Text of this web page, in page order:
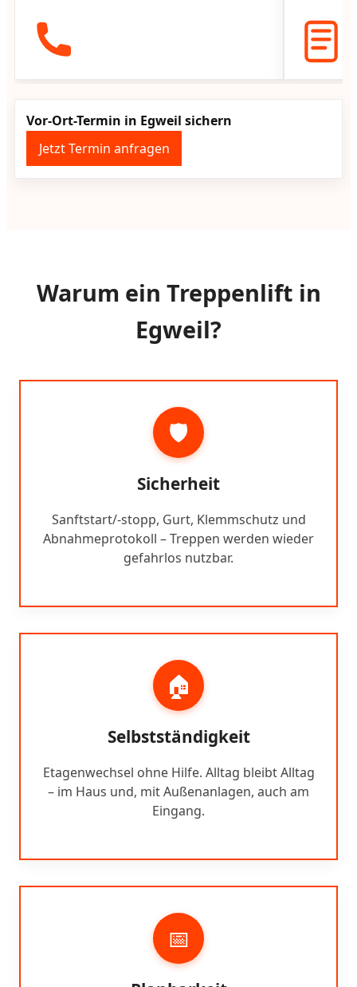
Vor-Ort-Termin in Egweil sichern
Jetzt Termin anfragen
Warum ein Treppenlift in
Egweil?
🛡️
Sicherheit
Sanftstart/-stopp, Gurt, Klemmschutz und
Abnahmeprotokoll – Treppen werden wieder
gefahrlos nutzbar.
🏠
Selbstständigkeit
Etagenwechsel ohne Hilfe. Alltag bleibt Alltag
– im Haus und, mit Außenanlagen, auch am
Eingang.
📅